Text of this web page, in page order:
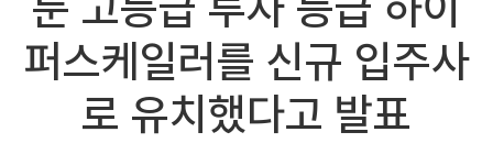
퍼스케일러를 신규 입주사
로 유치했다고 발표